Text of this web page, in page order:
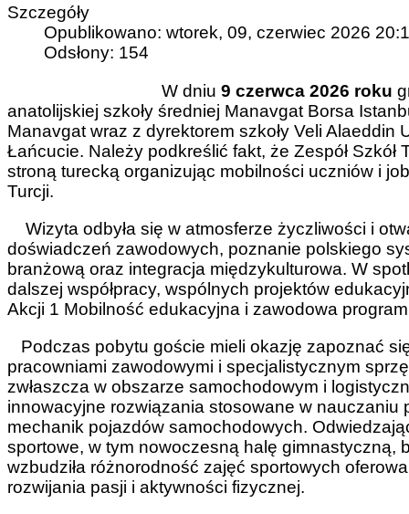
Szczegóły
Opublikowano: wtorek, 09, czerwiec 2026
Odsłony: 154
W dniu 9 czerwca 2026 roku
anatolijskiej szkoły średniej Manavgat Borsa
Manavgat wraz z dyrektorem szkoły Veli Alaeddin
Łańcucie. Należy podkreślić fakt, że Zespół
stroną turecką organizując mobilności uczniów i
Turcji.
Wizyta odbyła się w atmosferze życzliwości i
doświadczeń zawodowych, poznanie polskiego
branżową oraz integracja międzykulturowa. W
dalszej współpracy, wspólnych projektów
Akcji 1 Mobilność edukacyjna i zawodowa
Podczas pobytu goście mieli okazję zapoznać
pracowniami zawodowymi i specjalistycznym
zwłaszcza w obszarze samochodowym i
innowacyjne rozwiązania stosowane w
mechanik pojazdów samochodowych.
sportowe, w tym nowoczesną halę gimnastyczną,
wzbudziła różnorodność zajęć sportowych
rozwijania pasji i aktywności fizycznej.